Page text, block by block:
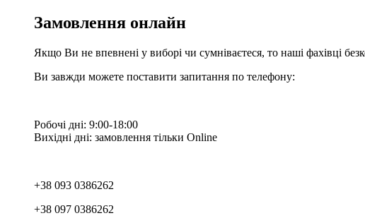
Замовлення онлайн
Якщо Ви не впевнені у виборі чи сумніваєтеся, то наші фахівці
Ви завжди можете поставити запитання по телефону:
Робочі дні: 9:00-18:00
Вихідні дні: замовлення тільки Online
+38 093 0386262
+38 097 0386262